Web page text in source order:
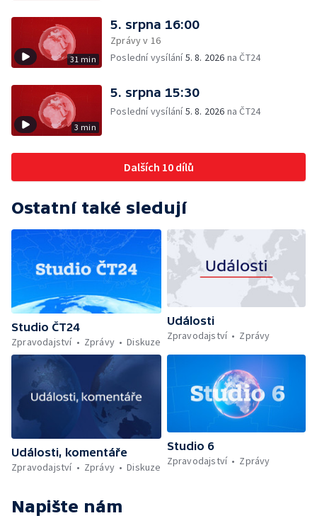
31 min
5. srpna 16:00
Zprávy v 16
Poslední vysílání5. 8. 2026 na ČT24
3 min
5. srpna 15:30
Poslední vysílání5. 8. 2026 na ČT24
Dalších 10 dílů
Ostatní také sledují
Studio ČT24
Zpravodajství
Zprávy Diskuze
Události
Zpravodajství
Zprávy
Události, komentáře
Zpravodajství
Zprávy Diskuze
Studio 6
Zpravodajství
Zprávy
Napište nám